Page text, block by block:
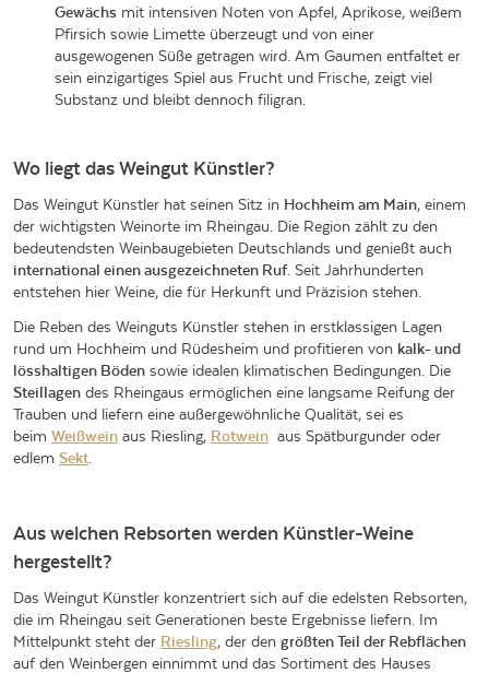
Gewächs mit intensiven Noten von Apfel, Aprikose, weißem
Pfirsich sowie Limette überzeugt und von einer
ausgewogenen Süße getragen wird. Am Gaumen entfaltet er
sein einzigartiges Spiel aus Frucht und Frische, zeigt viel
Substanz und bleibt dennoch filigran.
Wo liegt das Weingut Künstler?
Das Weingut Künstler hat seinen Sitz in Hochheim am Main, einem
der wichtigsten Weinorte im Rheingau. Die Region zählt zu den
bedeutendsten Weinbaugebieten Deutschlands und genießt auch
international einen ausgezeichneten Ruf. Seit Jahrhunderten
entstehen hier Weine, die für Herkunft und Präzision stehen.
Die Reben des Weinguts Künstler stehen in erstklassigen Lagen
rund um Hochheim und Rüdesheim und profitieren von kalk- und
lösshaltigen Böden sowie idealen klimatischen Bedingungen. Die
Steillagen des Rheingaus ermöglichen eine langsame Reifung der
Trauben und liefern eine außergewöhnliche Qualität, sei es
beim Weißwein aus Riesling, Rotwein aus Spätburgunder oder
edlem Sekt
Aus welchen Rebsorten werden Künstler-Weine
hergestellt?
Das Weingut Künstler konzentriert sich auf die edelsten Rebsorten,
die im Rheingau seit Generationen beste Ergebnisse liefern. Im
Mittelpunkt steht der Riesling, der den größten Teil der Rebflächen
auf den Weinbergen einnimmt und das Sortiment des Hauses